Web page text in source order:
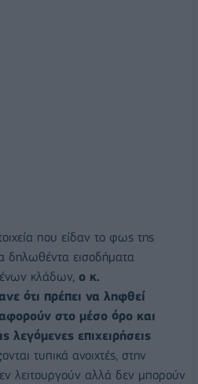
που είδαν το φως της
δηλωθέντα εισοδήματα
κλάδων, ο κ.
ότι πρέπει να ληφθεί
στο μέσο όρο και
λεγόμενες επιχειρήσεις
τυπικά ανοιχτές, στην
λειτουργούν αλλά δεν μπορούν